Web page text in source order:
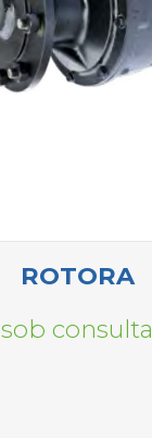
ROTORA
sob consulta